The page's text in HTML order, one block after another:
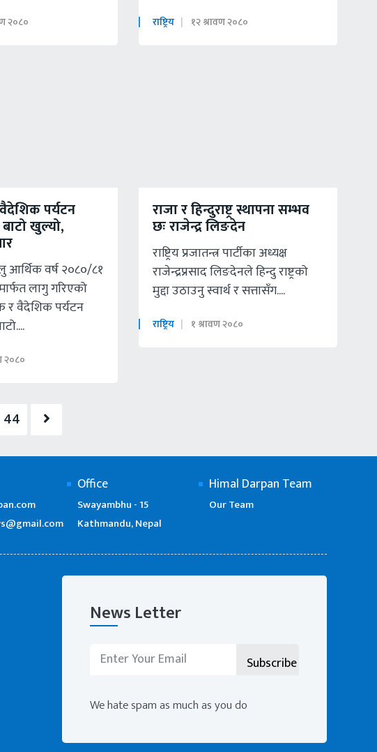
२०८० राष्ट्रिय १२ श्रावण २०८०
पर्यटन
खुल्यो,
आर्थिक वर्ष २०८०/८१
लागु गरिएको
र वैदेशिक पर्यटन
२०८०
राजा र हिन्दुराष्ट्र स्थापना सम्भव
छः राजेन्द्र लिङदेन
राष्ट्रिय प्रजातन्त्र पार्टीका अध्यक्ष
राजेन्द्रप्रसाद लिङदेनले हिन्दु राष्ट्रको
मुद्दा उठाउनु स्वार्थ र सत्तासँग....
राष्ट्रिय १ श्रावण २०८०
44
Office
Swayambhu - 15
Kathmandu, Nepal
Himal Darpan Team
Our Team
News Letter
We hate spam as much as you do